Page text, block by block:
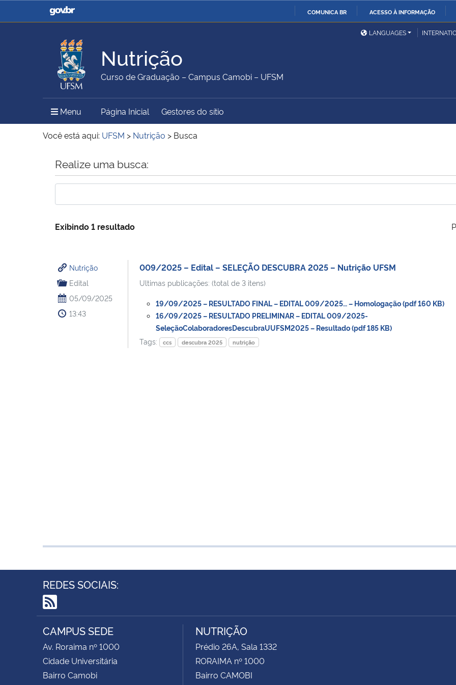
COMUNICA BR ACESSO À INFORMAÇÃO
Casa Civil
Ministério da Justiça e
Ministério da Defesa
Ministério das Relações
Exteriores
Ministério da Agricultura,
Pecuária e Abastecimento
Ministério da Educação
Ministério do Meio Ambiente Ministério do Turismo
LANGUAGES
Nutrição
Curso de Graduação – Campus Camobi – UFSM
Menu Menu Principal do Sítio
Página Inicial Gestores do sítio
Você está aqui: UFSM > Nutrição > Busca
Início do conteúdo
Realize uma busca:
Exibindo 1 resultado
Nutrição
Edital
05/09/2025
13:43
009/2025 – Edital – SELEÇÃO DESCUBRA 2025 – Nutrição UFSM
Ultimas publicações: (total de 3 itens)
19/09/2025 – RESULTADO FINAL – EDITAL 009/2025… – Homologação (pdf 160 KB)
16/09/2025 – RESULTADO PRELIMINAR – EDITAL 009/2025-
SeleçãoColaboradoresDescubraUUFSM2025 – Resultado (pdf 185 KB)
Tags:
ccs descubra 2025 nutrição
REDES SOCIAIS:
RSS
CAMPUS SEDE
Av. Roraima nº 1000
Cidade Universitária
Bairro Camobi
NUTRIÇÃO
Prédio 26A, Sala 1332
RORAIMA nº 1000
Bairro CAMOBI